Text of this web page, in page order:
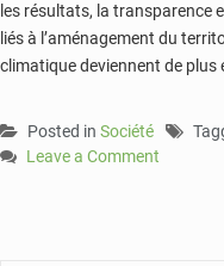
les résultats, la transparence
liés à l’aménagement du
climatique deviennent de
Posted in Société
Leave a Comment